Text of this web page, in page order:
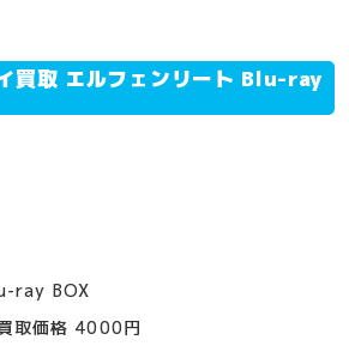
買取 エルフェンリート Blu-ray
ray BOX
取価格 4000円